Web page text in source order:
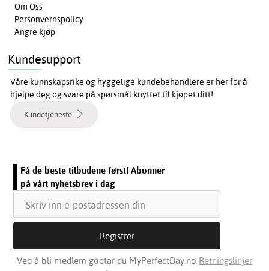
Om Oss
Personvernspolicy
Angre kjøp
Kundesupport
Våre kunnskapsrike og hyggelige kundebehandlere er her for å
hjelpe deg og svare på spørsmål knyttet til kjøpet ditt!
Kundetjeneste
Få de beste tilbudene først! Abonner
på vårt nyhetsbrev i dag
Ved å bli medlem godtar du MyPerfectDay.no Retningslinjer